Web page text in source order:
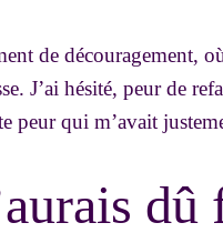
de découragement,
J’ai hésité, peur de
peur qui m’avait